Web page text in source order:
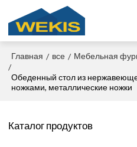
Главная / все / Мебельная
/
Обеденный стол из
ножками, металлические ножки
Каталог продуктов